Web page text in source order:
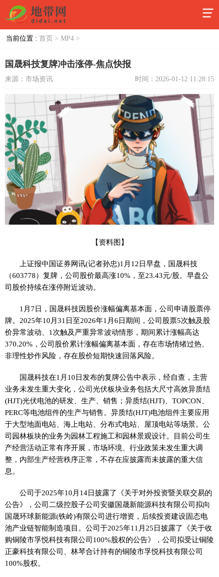
当前位置 : 首页 > MP4 >
国晟科技复牌冲击涨停-焦点快报
来源：市场资讯 时间：2026-01-12 11:28:15
【资料图】
上证报中国证券网讯(记者孙忠)1月12日早盘，国晟科技
（603778）复牌，公司股价最高涨10%，至23.43元/股。早盘公
司股价持续在涨停附近波动。
1月7日，国晟科技因股价涨幅偏离基本面，公司申请股票停
牌。2025年10月31日至2026年1月6日期间，公司股票5次触及股
价异常波动、1次触及严重异常波动情形，期间累计涨幅高达
370.20%，公司股价累计涨幅偏离基本面，存在市场情绪过热、
非理性炒作风险，存在股价短期快速回落风险。
国晟科技在1月10日发布的复牌公告中表示，经自查，主营
业务未发生重大变化，公司光伏板块业务包括大尺寸高效异质结
(HJT)光伏电池的研发、生产、销售；异质结(HJT)、TOPCON、
PERC等电池组件的生产与销售。异质结(HJT)电池组件主要应用
于大型地面电站、海上电站、分布式电站、屋顶电站等场景。公
司园林板块的业务为园林工程施工和园林景观设计。目前公司生
产经营活动正常有序开展，市场环境、行业政策未发生重大调
整，内部生产经营秩序正常，不存在应披露而未披露的重大信
息。
公司于2025年10月14日披露了《关于对外投资暨关联交易的
公告》，公司二级控股子公司安徽国晟新能源科技有限公司拟向
国晟环球新能源(铁岭)有限公司进行增资，后续投资建设固态电
池产业链智能制造项目。公司于2025年11月25日披露了《关于收
购铜陵市孚悦科技有限公司100%股权的公告》，公司拟受让铜陵
正豪科技有限公司、林琴合计持有的铜陵市孚悦科技有限公司
100%股权。